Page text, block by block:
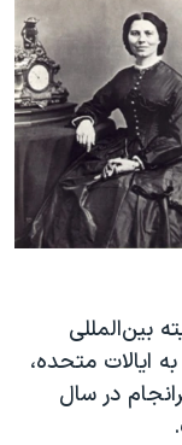
بین‌المللی
ایالات متحده،
در سال